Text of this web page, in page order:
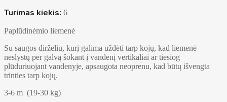
Turimas kiekis: 6
Paplūdinėmio liemenė
Su saugos dirželiu, kurį galima uždėti tarp kojų, kad liemenė
neslystų per galvą šokant į vandenį vertikaliai ar tiesiog
plūduriuojant vandenyje, apsaugota neoprenu, kad būtų išvengta
trinties tarp kojų.
3-6 m (19-30 kg)